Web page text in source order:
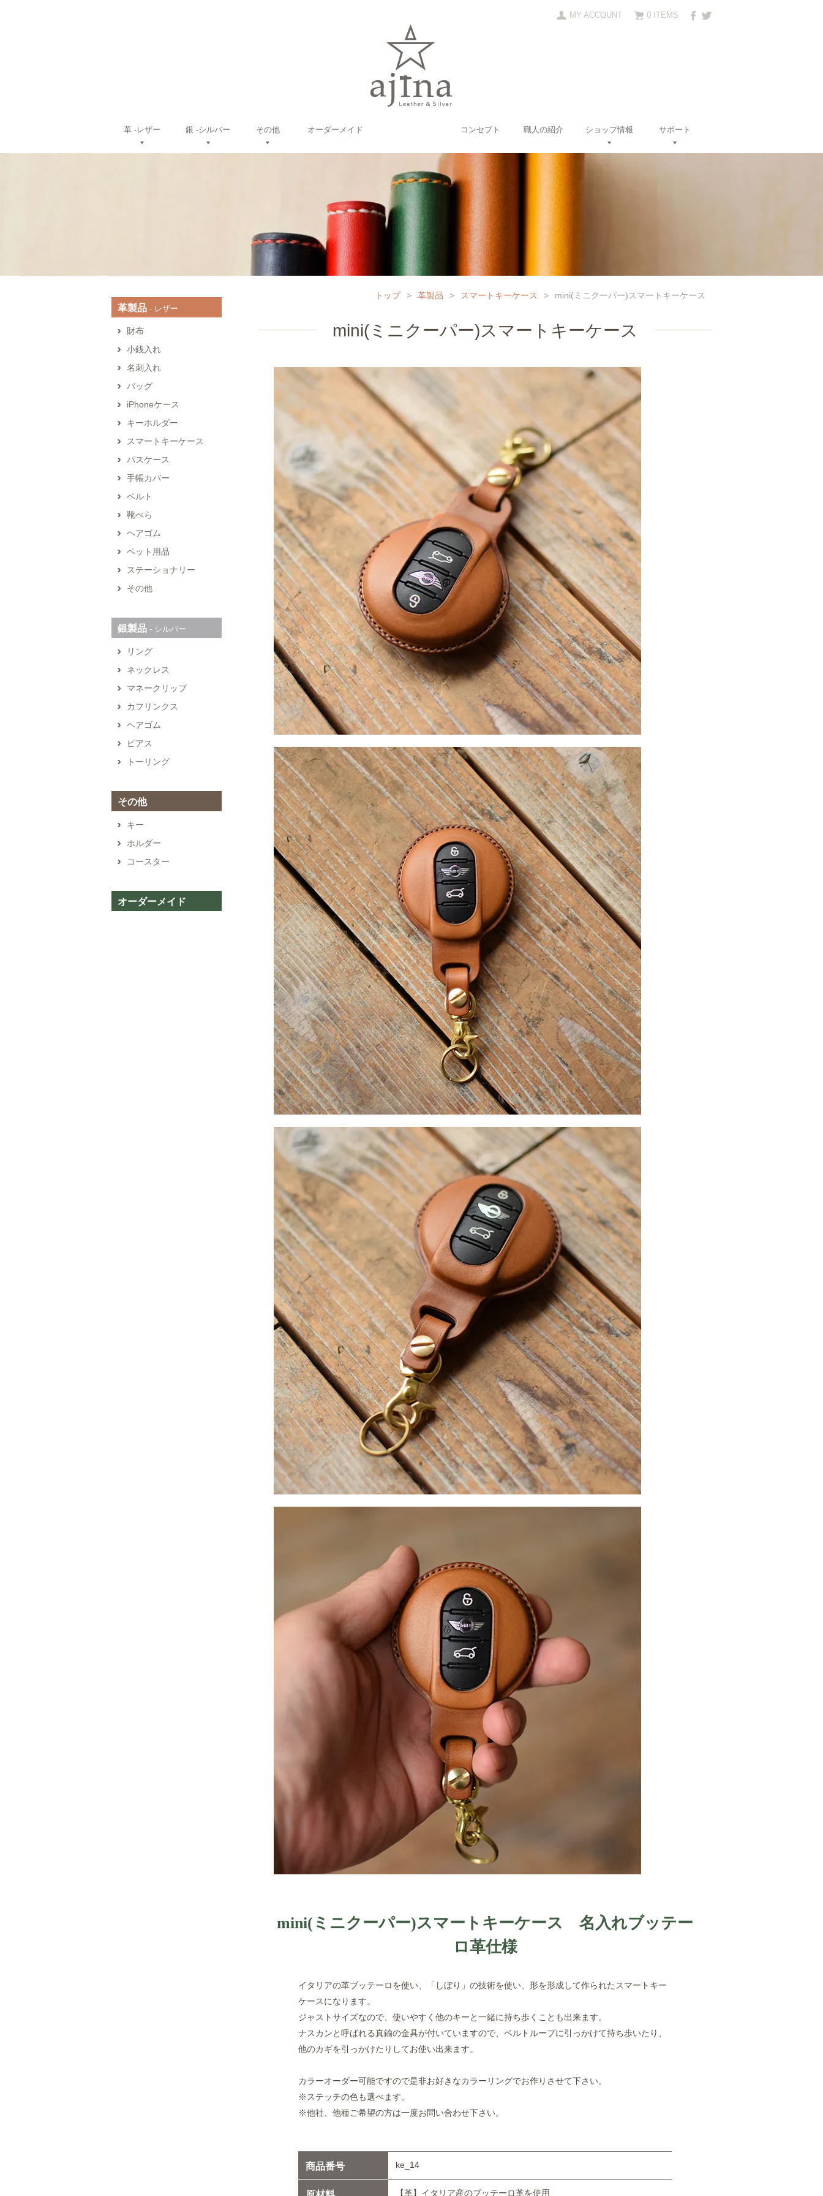
0 ITEMS
MY ACCOUNT
革 ‐レザー 銀 ‐シルバー その他 オーダーメイド コンセプト 職人の紹介 ショップ情報 サポート
トップ > 革製品 > スマートキーケース > mini(ミニクーパー)スマートキーケース
mini(ミニクーパー)スマートキーケース
mini(ミニクーパー)スマートキーケース 名入れブッテー
ロ革仕様
イタリアの革ブッテーロを使い、「しぼり」の技術を使い、形を形成して作られたスマートキー
ケースになります。
ジャストサイズなので、使いやすく他のキーと一緒に持ち歩くことも出来ます。
ナスカンと呼ばれる真鍮の金具が付いていますので、ベルトループに引っかけて持ち歩いたり、
他のカギを引っかけたりしてお使い出来ます。
カラーオーダー可能ですので是非お好きなカラーリングでお作りさせて下さい。
※ステッチの色も選べます。
※他社、他種ご希望の方は一度お問い合わせ下さい。
商品番号 ke_14
【革】イタリア産のブッテーロ革を使用
革製品 ‐ レザー
財布
小銭入れ
名刺入れ
バッグ
iPhoneケース
キーホルダー
スマートキーケース
パスケース
手帳カバー
ベルト
靴べら
ヘアゴム
ペット用品
ステーショナリー
その他
銀製品 ‐ シルバー
リング
ネックレス
マネークリップ
カフリンクス
ヘアゴム
ピアス
トーリング
その他
キー
ホルダー
コースター
オーダーメイド